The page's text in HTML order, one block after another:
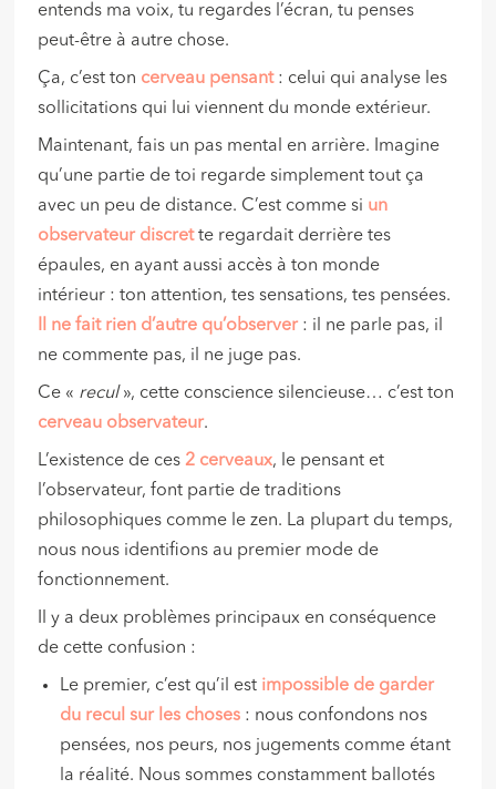
entends ma voix, tu regardes l’écran, tu penses
peut-être à autre chose.
Ça, c’est ton cerveau pensant: celui qui analyse les
sollicitations qui lui viennent du monde extérieur.
Maintenant, fais un pas mental en arrière. Imagine
qu’une partie de toi regarde simplement tout ça
avec un peu de distance. C’est comme si un
observateur discrette regardait derrière tes
épaules, en ayant aussi accès à ton monde
intérieur : ton attention, tes sensations, tes pensées.
Il ne fait rien d’autre qu’observer: il ne parle pas, il
ne commente pas, il ne juge pas.
Ce « recul», cette conscience silencieuse… c’est ton
cerveau observateur.
L’existence de ces2 cerveaux, le pensant et
l’observateur, font partie de traditions
philosophiques comme le zen. La plupart du temps,
nous nous identifions au premier mode de
fonctionnement.
Il y a deux problèmes principaux en conséquence
de cette confusion :
Le premier, c’est qu’il est impossible de garder
du recul sur les choses : nous confondons nos
pensées, nos peurs, nos jugements comme étant
la réalité. Nous sommes constamment ballotés